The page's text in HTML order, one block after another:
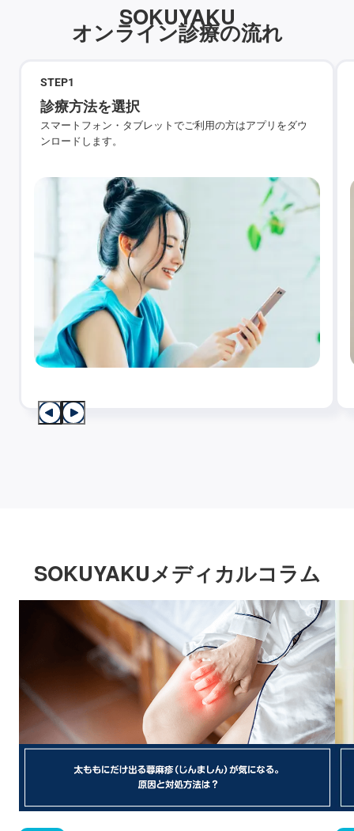
SOKUYAKU
オンライン診療の流れ
STEP1
診療方法を選択
スマートフォン・タブレットでご利用の方はアプリをダウ
ンロードします。
SOKUYAKUメディカルコラム